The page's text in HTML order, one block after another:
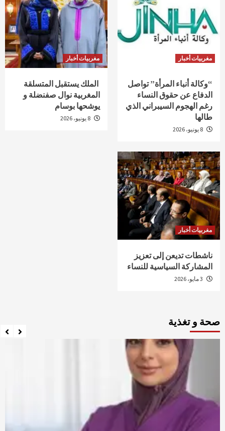
مغربيات أخبار
“وكالة أنباء المرأة” تواصل
الدفاع عن حقوق النساء
رغم الهجوم السيبراني الذي
طالها
مغربيات أخبار
الملك يستقبل المتسلقة
المغربية نوال صفنضلة و
يوشحها بوسام
مغربيات أخبار
ناشطات تديعن إلى تعزيز
المشاركة السياسية للنساء
صحة و تغذية